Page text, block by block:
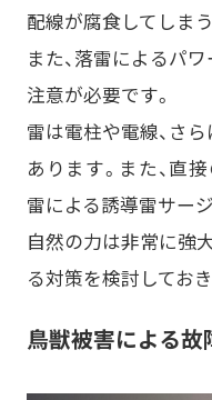
配線が腐食してしま
また、落雷によるパ
注意が必要です。
雷は電柱や電線、さ
あります。また、直
雷による誘導雷サー
自然の力は非常に強
る対策を検討してお
鳥獣被害による故